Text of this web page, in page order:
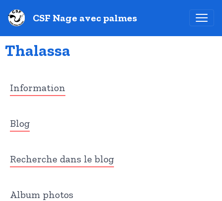
CSF Nage avec palmes
Thalassa
Information
Blog
Recherche dans le blog
Album photos